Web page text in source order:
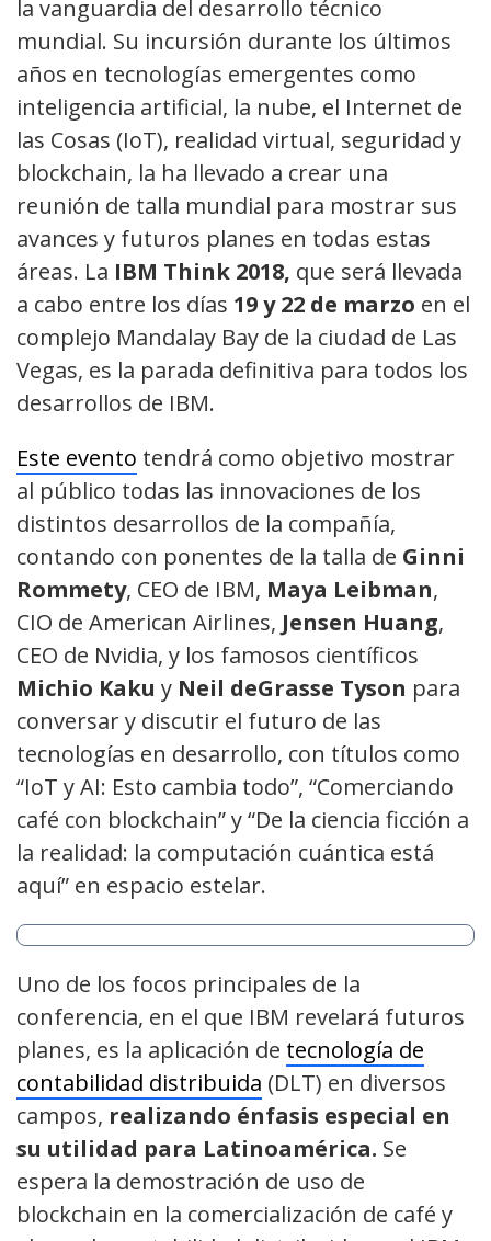
la vanguardia del desarrollo técnico
mundial. Su incursión durante los últimos
años en tecnologías emergentes como
inteligencia artificial, la nube, el Internet de
las Cosas (IoT), realidad virtual, seguridad y
blockchain, la ha llevado a crear una
reunión de talla mundial para mostrar sus
avances y futuros planes en todas estas
áreas. La IBM Think 2018, que será llevada
a cabo entre los días 19 y 22 de marzo en el
complejo Mandalay Bay de la ciudad de Las
Vegas, es la parada definitiva para todos los
desarrollos de IBM.
Este evento tendrá como objetivo mostrar
al público todas las innovaciones de los
distintos desarrollos de la compañía,
contando con ponentes de la talla de Ginni
Rommety, CEO de IBM, Maya Leibman,
CIO de American Airlines, Jensen Huang,
CEO de Nvidia, y los famosos científicos
Michio Kaku y Neil deGrasse Tyson para
conversar y discutir el futuro de las
tecnologías en desarrollo, con títulos como
“IoT y AI: Esto cambia todo”, “Comerciando
café con blockchain” y “De la ciencia ficción a
la realidad: la computación cuántica está
aquí” en espacio estelar.
Uno de los focos principales de la
conferencia, en el que IBM revelará futuros
planes, es la aplicación de tecnología de
contabilidad distribuida (DLT) en diversos
campos, realizando énfasis especial en
su utilidad para Latinoamérica. Se
espera la demostración de uso de
blockchain en la comercialización de café y